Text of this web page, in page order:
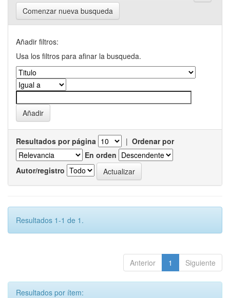
Comenzar nueva busqueda
Añadir filtros:
Usa los filtros para afinar la busqueda.
Resultados por página | Ordenar por
En orden
Autor/registro
Resultados 1-1 de 1.
Anterior 1 Siguiente
Resultados por ítem: